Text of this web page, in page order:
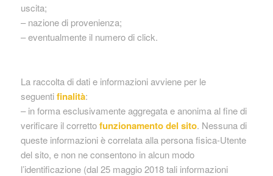
uscita;
– nazione di provenienza;
– eventualmente il numero di click.
La raccolta di dati e informazioni avviene per le
seguentifinalità:
– in forma esclusivamente aggregata e anonima al fine di
verificare il correttofunzionamento del sito. Nessuna di
queste informazioni è correlata alla persona fisica-Utente
del sito, e non ne consentono in alcun modo
l’identificazione (dal 25 maggio 2018 tali informazioni